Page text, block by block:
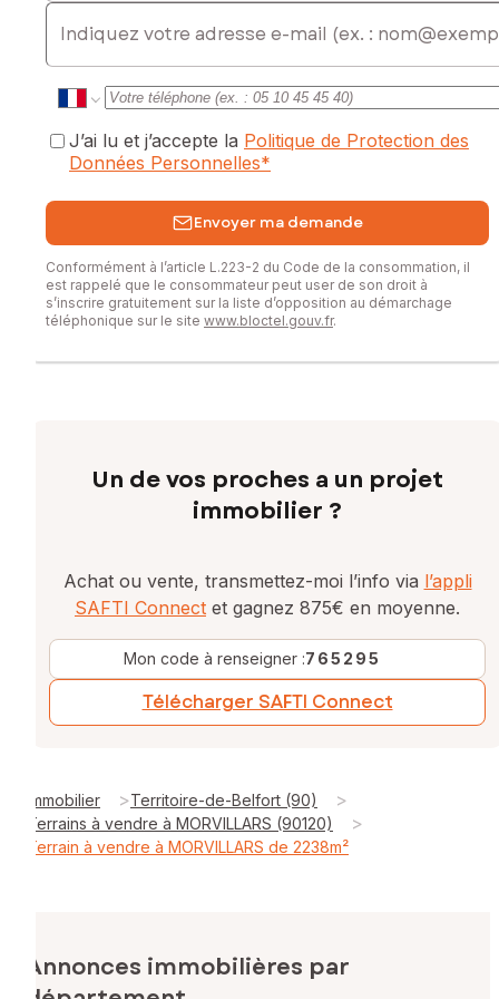
Contactez votre conseiller SAFTI : Régis PFLEGER, Tél. :
0677009073, E-mail : regis.pfleger@safti.fr - EI - Agent
commercial immatriculé au RSAC de Belfort sous le numéro
523759405
E-mail
J’ai lu et j’accepte la Politique de Protection des
Données Personnelles*
Envoyer ma demande
Conformément à l’article L.223-2 du Code de la consommation, il
est rappelé que le consommateur peut user de son droit à
s’inscrire gratuitement sur la liste d’opposition au démarchage
téléphonique sur le site www.bloctel.gouv.fr.
Un de vos proches a un projet
immobilier ?
Achat ou vente, transmettez-moi l’info via l’appli
SAFTI Connect et gagnez 875€ en moyenne.
Mon code à renseigner :765295
Télécharger SAFTI Connect
Immobilier >Territoire-de-Belfort (90) >
Terrains à vendre à MORVILLARS (90120) >
Terrain à vendre à MORVILLARS de 2238m²
Annonces immobilières par